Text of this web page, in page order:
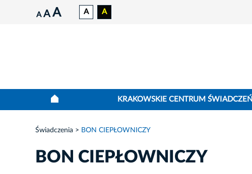
A A A A A
KRAKOWSKIE CENTRUM ŚWIADCZEŃ
Świadczenia BON CIEPŁOWNICZY
BON CIEPŁOWNICZY